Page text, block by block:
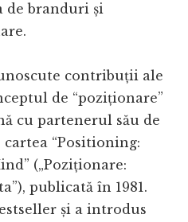
de branduri și
contribuții ale
de “poziționare”
cu partenerul său de
cartea “Positioning:
(„Poziționare:
publicată în 1981.
și a introdus